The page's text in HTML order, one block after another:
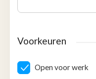
Voorkeuren
Open voor werk